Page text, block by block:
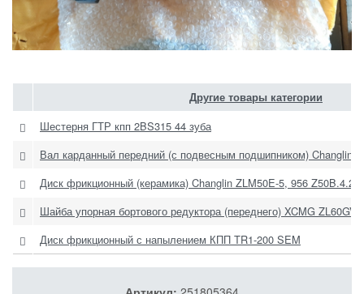
Другие товары категории
Шестерня ГТР кпп 2BS315 44 зуба
Вал карданный передний (с подвесным подшипником) Changlin
Диск фрикционный (керамика) Changlin ZLM50E-5, 956 Z50B.4.2-8
Шайба упорная бортового редуктора (переднего) XCMG ZL60GV
Диск фрикционный с напылением КПП TR1-200 SEM